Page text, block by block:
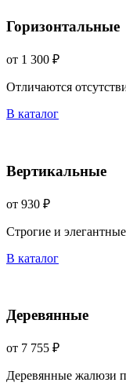
Горизонтальные
от 1 300 ₽
Отличаются
В каталог
Вертикальные
от 930 ₽
Строгие и
В каталог
Деревянные
от 7 755 ₽
Деревянные жалюзи